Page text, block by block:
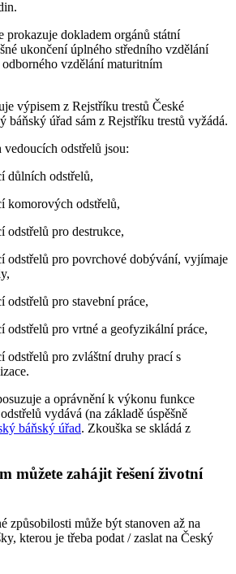
prokazuje dokladem orgánů státní
ukončení úplného středního vzdělání
vzdělání maturitním
výpisem z Rejstříku trestů České
báňský úřad sám z Rejstříku trestů vyžádá.
odstřelů jsou:
důlních odstřelů,
komorových odstřelů,
odstřelů pro destrukce,
odstřelů pro povrchové dobývání, vyjímaje
odstřelů pro stavební práce,
odstřelů pro vrtné a geofyzikální práce,
odstřelů pro zvláštní druhy prací s
a oprávnění k výkonu funkce
vydává (na základě úspěšně
báňský úřad. Zkouška se skládá z
můžete zahájit řešení životní
způsobilosti může být stanoven až na
kterou je třeba podat / zaslat na Český